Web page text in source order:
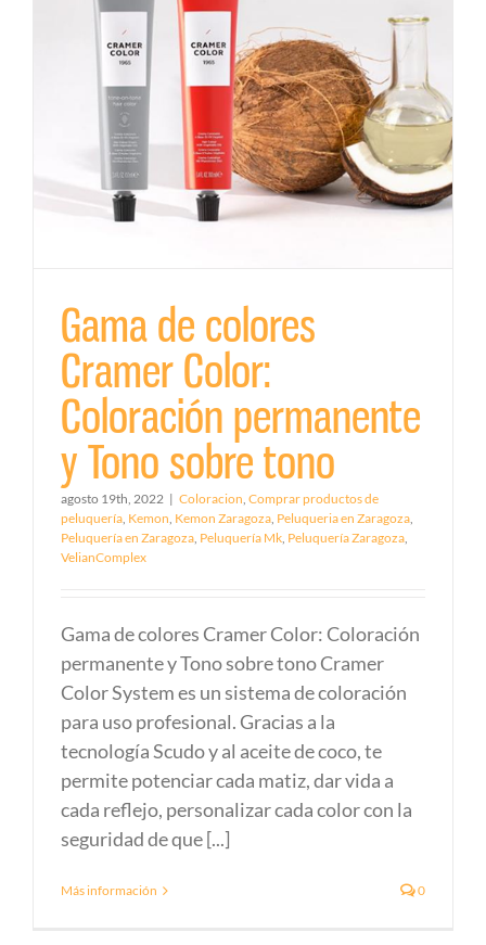
Gama de colores
Cramer Color:
Coloración permanente
y Tono sobre tono
agosto 19th, 2022 | Coloracion, Comprar productos de
peluquería, Kemon, Kemon Zaragoza, Peluqueria en Zaragoza,
Peluquería en Zaragoza, Peluquería Mk, Peluquería Zaragoza,
VelianComplex
Gama de colores Cramer Color: Coloración
permanente y Tono sobre tono Cramer
Color System es un sistema de coloración
para uso profesional. Gracias a la
tecnología Scudo y al aceite de coco, te
permite potenciar cada matiz, dar vida a
cada reflejo, personalizar cada color con la
seguridad de que [...]
Más información 0